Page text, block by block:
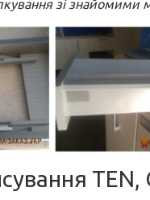
зі
TEN,